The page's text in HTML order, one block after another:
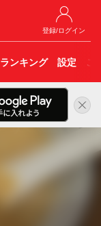
登録/ログイン
ランキング 設定 こ